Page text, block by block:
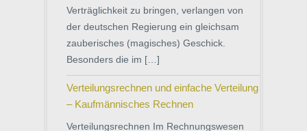
Verträglichkeit zu bringen, verlangen von
der deutschen Regierung ein gleichsam
zauberisches (magisches) Geschick.
Besonders die im […]
Verteilungsrechnen und einfache Verteilung
– Kaufmännisches Rechnen
Verteilungsrechnen Im Rechnungswesen